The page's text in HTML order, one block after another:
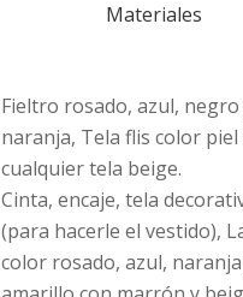
Materiales
Fieltro rosado, azul, negro
naranja, Tela flis color piel
cualquier tela beige.
Cinta, encaje, tela
(para hacerle el vestido),
color rosado, azul,